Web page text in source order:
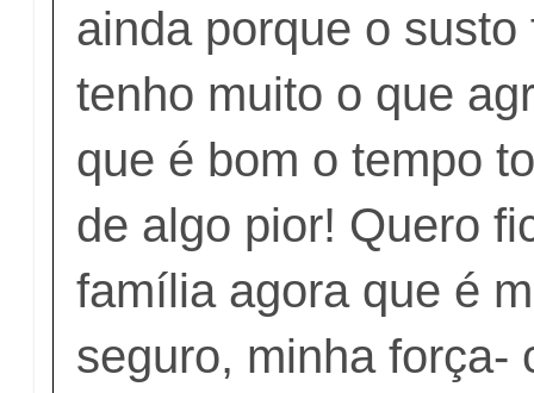
ainda porque o
tenho muito o que
que é bom o tempo
de algo pior! Quero
família agora que é
seguro, minha força-